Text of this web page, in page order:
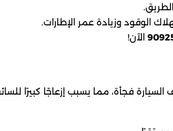
الوقود وزيادة عمر الإطارات.
الآن!
فجأة، مما يسبب إزعاجًا كبيرًا